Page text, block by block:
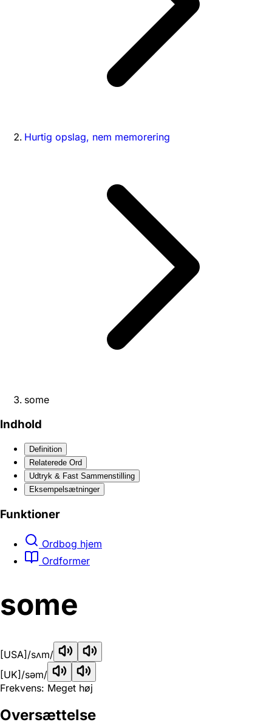
Hurtig opslag, nem memorering
some
Indhold
Definition
Relaterede Ord
Udtryk & Fast Sammenstilling
Eksempelsætninger
Funktioner
Ordbog hjem
Ordformer
some
[USA] /sʌm/
[UK] /səm/
Frekvens: Meget høj
Oversættelse